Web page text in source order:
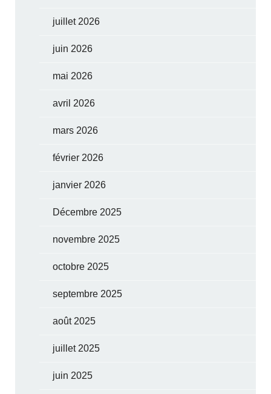
juillet 2026
juin 2026
mai 2026
avril 2026
mars 2026
février 2026
janvier 2026
Décembre 2025
novembre 2025
octobre 2025
septembre 2025
août 2025
juillet 2025
juin 2025